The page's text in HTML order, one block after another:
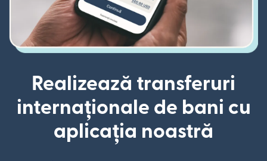
Realizează transferuri
internaționale de bani cu
aplicația noastră